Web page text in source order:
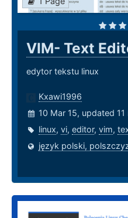
VIM- Text
edytor tekstu linux
Kxawi1996
10 Mar 15, updated 11
linux, vi, editor, vim,
język polski,